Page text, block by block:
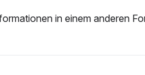
in einem anderen